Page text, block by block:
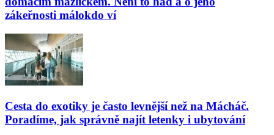
zákeřnosti málokdo ví
Cesta do exotiky je často levnější než na Mácháč.
Poradíme, jak správně najít letenky i ubytování